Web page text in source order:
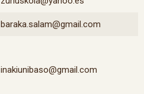
baraka.salam@gmail.com
inakiunibaso@gmail.com